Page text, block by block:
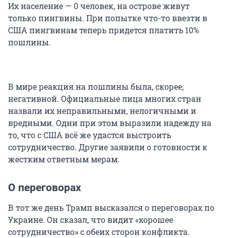
Их население — 0 человек, на острове живут
только пингвины. При попытке что-то ввезти в
США пингвинам теперь придется платить 10%
пошлины.
В мире реакция на пошлины была, скорее,
негативной. Официальные лица многих стран
назвали их неправильными, нелогичными и
вредными. Одни при этом выразили надежду на
то, что с США всё же удастся выстроить
сотрудничество. Другие заявили о готовности к
жестким ответным мерам.
О переговорах
В тот же день Трамп высказался о переговорах по
Украине. Он сказал, что видит «хорошее
сотрудничество» с обеих сторон конфликта.